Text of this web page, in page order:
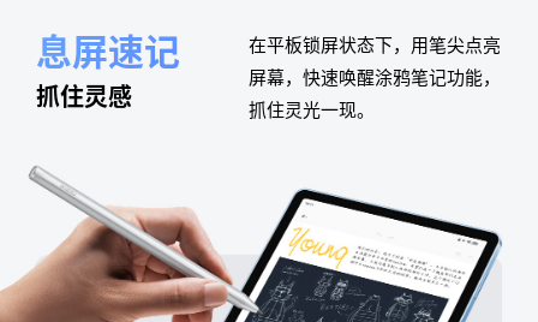
息屏速记
抓住灵感
在平板锁屏状态下，用笔尖点亮
屏幕，快速唤醒涂鸦笔记功能，
抓住灵光一现。